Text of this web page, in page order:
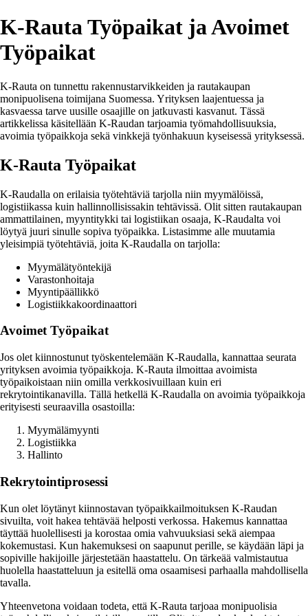
K-Rauta Työpaikat ja Avoimet
Työpaikat
K-Rauta on tunnettu rakennustarvikkeiden ja rautakaupan
monipuolisena toimijana Suomessa. Yrityksen laajentuessa ja
kasvaessa tarve uusille osaajille on jatkuvasti kasvanut. Tässä
artikkelissa käsitellään K-Raudan tarjoamia työmahdollisuuksia,
avoimia työpaikkoja sekä vinkkejä työnhakuun kyseisessä yrityksessä.
K-Rauta Työpaikat
K-Raudalla on erilaisia työtehtäviä tarjolla niin myymälöissä,
logistiikassa kuin hallinnollisissakin tehtävissä. Olit sitten rautakaupan
ammattilainen, myyntitykki tai logistiikan osaaja, K-Raudalta voi
löytyä juuri sinulle sopiva työpaikka. Listasimme alle muutamia
yleisimpiä työtehtäviä, joita K-Raudalla on tarjolla:
Myymälätyöntekijä
Varastonhoitaja
Myyntipäällikkö
Logistiikkakoordinaattori
Avoimet Työpaikat
Jos olet kiinnostunut työskentelemään K-Raudalla, kannattaa seurata
yrityksen avoimia työpaikkoja. K-Rauta ilmoittaa avoimista
työpaikoistaan niin omilla verkkosivuillaan kuin eri
rekrytointikanavilla. Tällä hetkellä K-Raudalla on avoimia työpaikkoja
erityisesti seuraavilla osastoilla:
Myymälämyynti
Logistiikka
Hallinto
Rekrytointiprosessi
Kun olet löytänyt kiinnostavan työpaikkailmoituksen K-Raudan
sivuilta, voit hakea tehtävää helposti verkossa. Hakemus kannattaa
täyttää huolellisesti ja korostaa omia vahvuuksiasi sekä aiempaa
kokemustasi. Kun hakemuksesi on saapunut perille, se käydään läpi ja
sopiville hakijoille järjestetään haastattelu. On tärkeää valmistautua
huolella haastatteluun ja esitellä oma osaamisesi parhaalla mahdollisella
tavalla.
Yhteenvetona voidaan todeta, että K-Rauta tarjoaa monipuolisia